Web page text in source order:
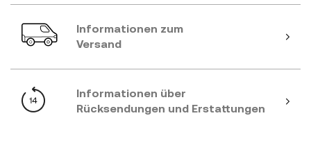
Informationen zum
Versand
Informationen über
Rücksendungen und Erstattungen